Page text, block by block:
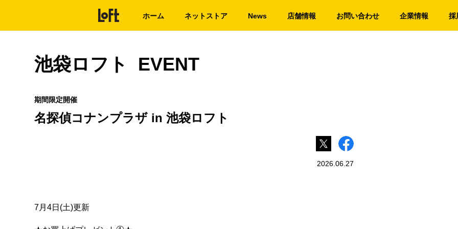
ホーム ネットストア News 店舗情報 お問い合わせ 企業情報 採
池袋ロフト EVENT
期間限定開催
名探偵コナンプラザ in 池袋ロフト
2026.06.27
7月4日(土)更新